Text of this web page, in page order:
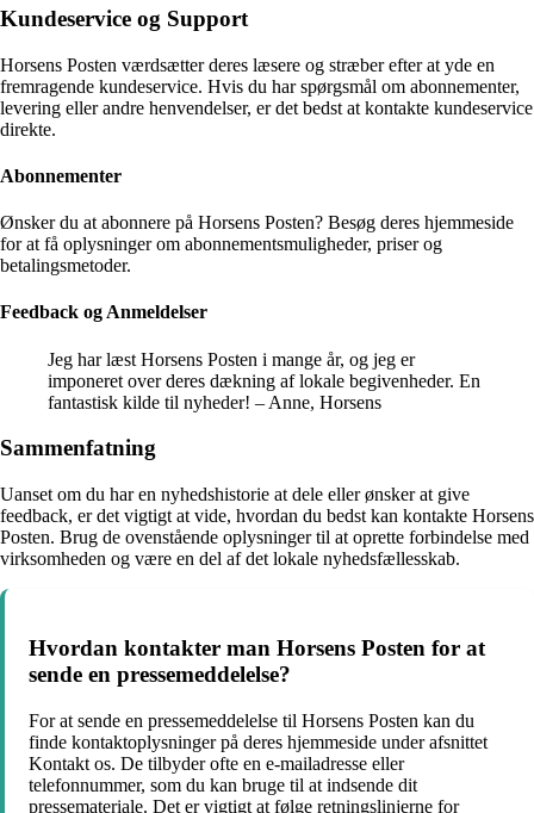
Kundeservice og Support
Horsens Posten værdsætter deres læsere og stræber efter at yde en
fremragende kundeservice. Hvis du har spørgsmål om abonnementer,
levering eller andre henvendelser, er det bedst at kontakte kundeservice
direkte.
Abonnementer
Ønsker du at abonnere på Horsens Posten? Besøg deres hjemmeside
for at få oplysninger om abonnementsmuligheder, priser og
betalingsmetoder.
Feedback og Anmeldelser
Jeg har læst Horsens Posten i mange år, og jeg er
imponeret over deres dækning af lokale begivenheder. En
fantastisk kilde til nyheder! – Anne, Horsens
Sammenfatning
Uanset om du har en nyhedshistorie at dele eller ønsker at give
feedback, er det vigtigt at vide, hvordan du bedst kan kontakte Horsens
Posten. Brug de ovenstående oplysninger til at oprette forbindelse med
virksomheden og være en del af det lokale nyhedsfællesskab.
Hvordan kontakter man Horsens Posten for at
sende en pressemeddelelse?
For at sende en pressemeddelelse til Horsens Posten kan du
finde kontaktoplysninger på deres hjemmeside under afsnittet
Kontakt os. De tilbyder ofte en e-mailadresse eller
telefonnummer, som du kan bruge til at indsende dit
pressemateriale. Det er vigtigt at følge retningslinjerne for